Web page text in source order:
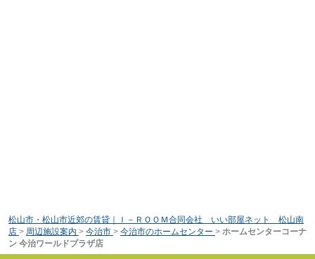
松山市・松山市近郊の賃貸｜Ｉ－ＲＯＯＭ合同会社 いい部屋ネット 松山南
店 > 周辺施設案内 > 今治市 > 今治市のホームセンター > ホームセンターコーナ
ン 今治ワールドプラザ店